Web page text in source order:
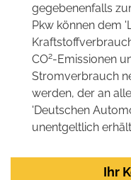
gegebenenfalls
Pkw können dem
CO2-Emissionen
Stromverbrauch
werden, der an
'Deutschen
unentgeltlich
Ihr